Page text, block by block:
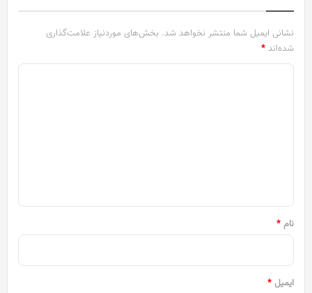
نشانی ایمیل شما منتشر نخواهد شد. بخش‌های موردنیاز علامت‌گذاری
شده‌اند *
نام *
ایمیل *